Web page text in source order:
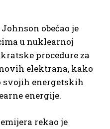
obećao je
u nuklearnoj
procedure za
elektrana, kako
svojih energetskih
energije.
rekao je